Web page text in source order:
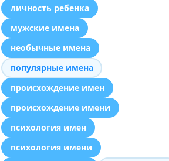
личность ребенка
мужские имена
необычные имена
популярные имена
происхождение имен
происхождение имени
психология имен
психология имени